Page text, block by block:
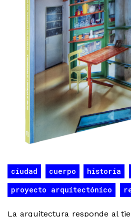
ciudad cuerpo historia
proyecto arquitectónico
La arquitectura responde al